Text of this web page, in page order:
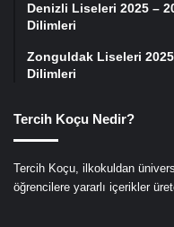
Denizli Liseleri 2025 –
Dilimleri
Zonguldak Liseleri
Dilimleri
Tercih Koçu Nedir?
Tercih Koçu, ilkokuldan
öğrencilere yararlı içerikler